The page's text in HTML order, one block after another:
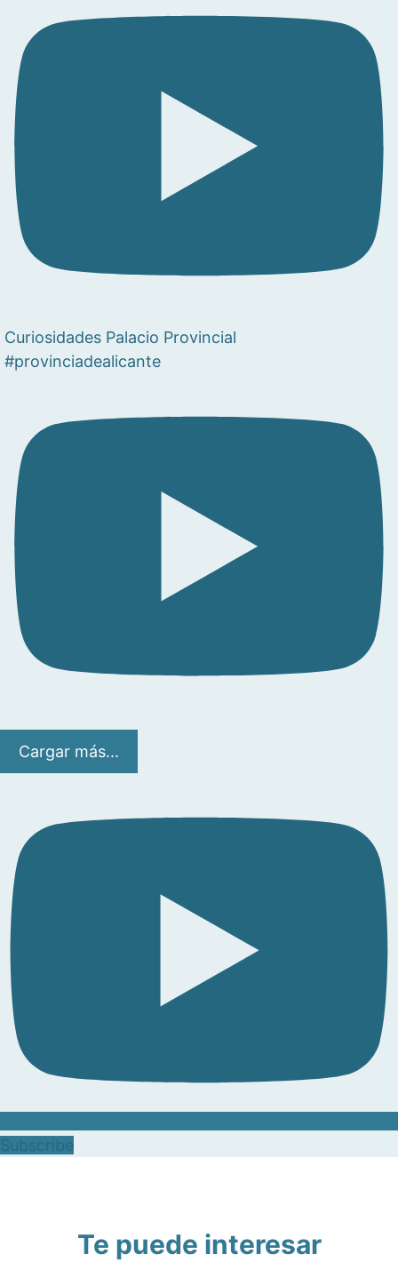
Curiosidades Palacio Provincial
#provinciadealicante
Cargar más...
Te puede interesar